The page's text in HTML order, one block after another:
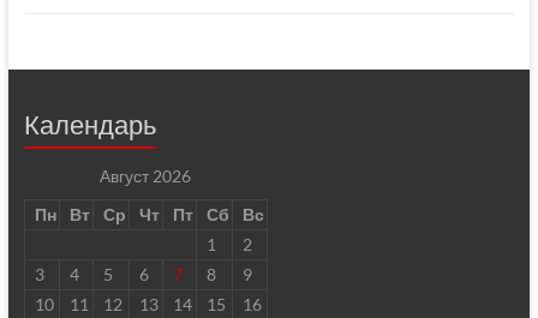
Календарь
Август 2026
Пн
Вт Ср Чт Пт Сб
Вс
1
2
3
4 5 6 7 8
9
10
11 12 13 14 15
16